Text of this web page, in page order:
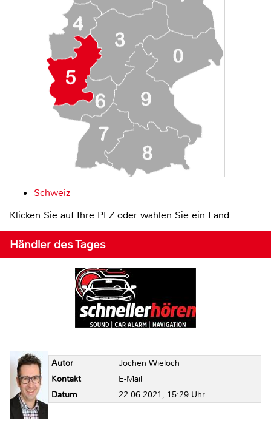
Schweiz
Klicken Sie auf Ihre PLZ oder wählen Sie ein Land
Händler des Tages
Autor
Jochen Wieloch
Kontakt
E-Mail
Datum
22.06.2021, 15:29 Uhr